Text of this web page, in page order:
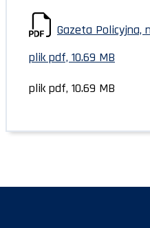
Gazeta Policyjna,
plik pdf, 10.69 MB
plik pdf, 10.69 MB